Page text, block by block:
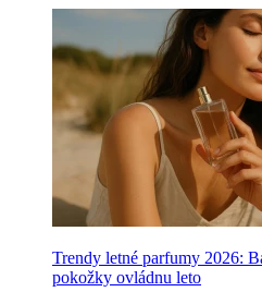
Trendy letné parfumy 2026:
pokožky ovládnu leto